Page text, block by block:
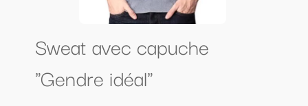
Sweat avec capuche
"Gendre idéal"